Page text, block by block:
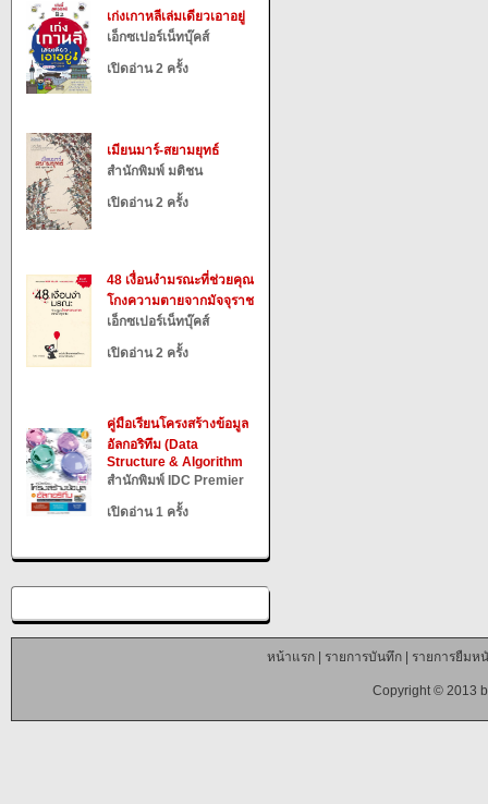
เก่งเกาหลีเล่มเดียวเอาอยู่
เอ็กซเปอร์เน็ทบุ๊คส์
เปิดอ่าน 2 ครั้ง
เมียนมาร์-สยามยุทธ์
สำนักพิมพ์ มติชน
เปิดอ่าน 2 ครั้ง
48 เงื่อนงำมรณะที่ช่วยคุณ
โกงความตายจากมัจจุราช
เอ็กซเปอร์เน็ทบุ๊คส์
เปิดอ่าน 2 ครั้ง
คู่มือเรียนโครงสร้างข้อมูล
อัลกอริทึม (Data
Structure & Algorithm
สำนักพิมพ์ IDC Premier
เปิดอ่าน 1 ครั้ง
หน้าแรก| รายการบันทึก| รายการยืมห
Copyright © 2013